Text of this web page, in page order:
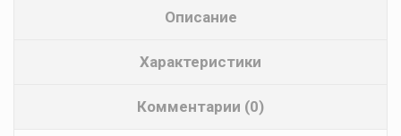
Описание
Характеристики
Комментарии (0)